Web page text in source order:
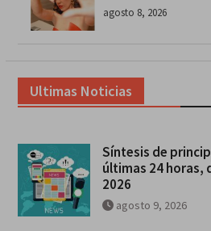
agosto 8, 2026
Ultimas Noticias
Síntesis de
últimas 24 horas,
2026
agosto 9, 2026